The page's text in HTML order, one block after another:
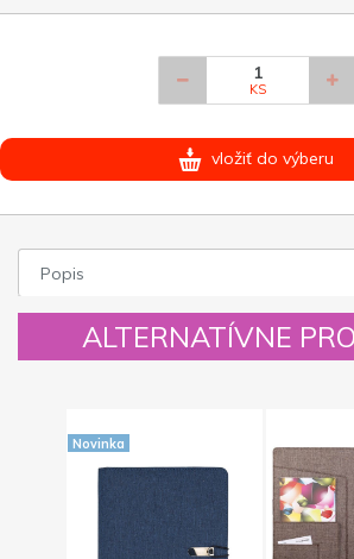
KS
vložiť do výberu
Popis
ALTERNATÍVNE
Novinka